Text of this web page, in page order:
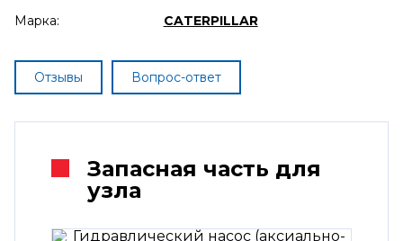
Марка:
CATERPILLAR
Отзывы Вопрос-ответ
Запасная часть для
узла